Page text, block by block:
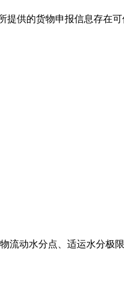
提供的货物申报信息存在
流动水分点、适运水分极